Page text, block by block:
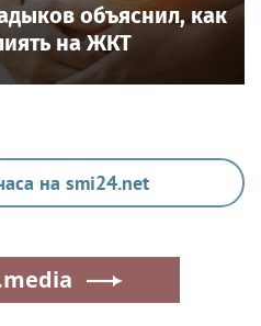
объяснил, как
на ЖКТ
на smi24.net